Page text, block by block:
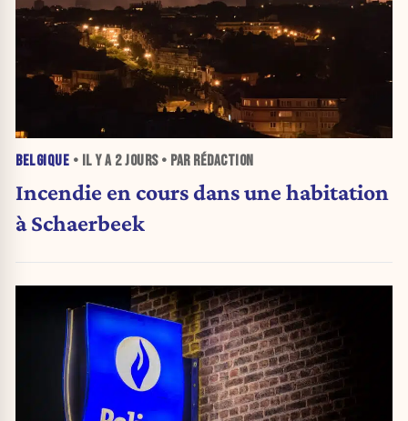
BELGIQUE • IL Y A 2 JOURS• PAR RÉDACTION
Incendie en cours dans une habitation
à Schaerbeek